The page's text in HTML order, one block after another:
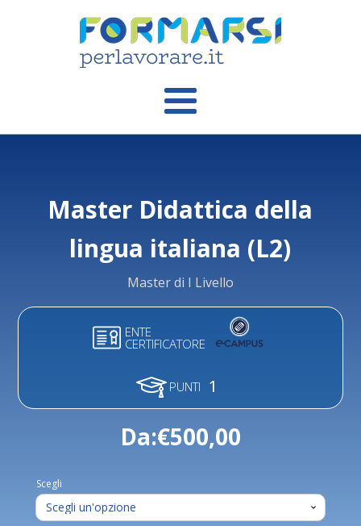
Master Didattica della
lingua italiana (L2)
Master di I Livello
ENTE
CERTIFICATORE
PUNTI 1
Da:€500,00
Scegli